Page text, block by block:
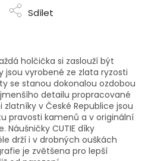
Sdílet
holčička si zaslouží být
jsou vyrobené ze zlata ryzosti
se stanou dokonalou ozdobou
detailu propracované
v České Republice jsou
pravosti kamenů a v originální
Náušničky CUTIE díky
drží i v drobných ouškách
je zvětšena pro lepší